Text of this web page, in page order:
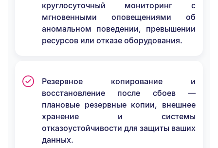
круглосуточный мониторинг с
мгновенными оповещениями об
аномальном поведении, превышении
ресурсов или отказе оборудования.
Резервное копирование и
восстановление после сбоев —
плановые резервные копии, внешнее
хранение и системы
отказоустойчивости для защиты ваших
данных.